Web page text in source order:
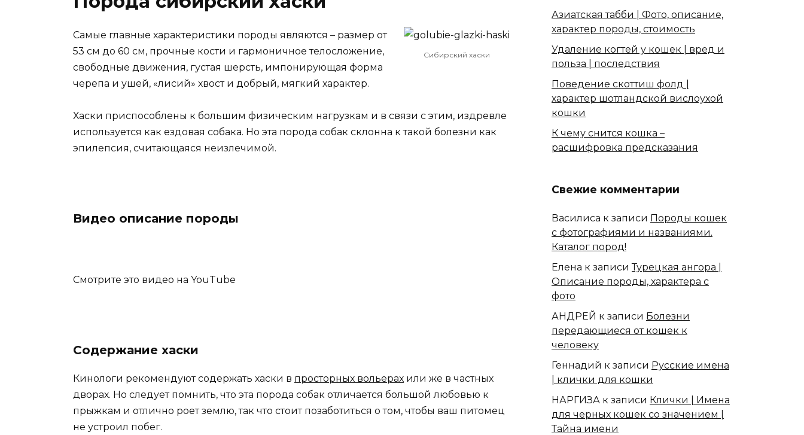
Сибирский хаски
Самые главные характеристики породы являются – размер от
53 см до 60 см, прочные кости и гармоничное телосложение,
свободные движения, густая шерсть, импонирующая форма
черепа и ушей, «лисий» хвост и добрый, мягкий характер.
Хаски приспособлены к большим физическим нагрузкам и в связи с этим, издревле
используется как ездовая собака. Но эта порода собак склонна к такой болезни как
эпилепсия, считающаяся неизлечимой.
Видео описание породы
Смотрите это видео на YouTube
Содержание хаски
Кинологи рекомендуют содержать хаски в просторных вольерах или же в частных
дворах. Но следует помнить, что эта порода собак отличается большой любовью к
прыжкам и отлично роет землю, так что стоит позаботиться о том, чтобы ваш питомец
не устроил побег.
Азиатская табби | Фото, описание,
характер породы, стоимость
Удаление когтей у кошек | вред и
польза | последствия
Поведение скоттиш фолд |
характер шотландской вислоухой
кошки
К чему снится кошка –
расшифровка предсказания
Свежие комментарии
Василиса к записи Породы кошек
с фотографиями и названиями.
Каталог пород!
Елена к записиТурецкая ангора |
Описание породы, характера с
фото
АНДРЕЙ к записи Болезни
передающиеся от кошек к
человеку
Геннадий к записи Русские имена
| клички для кошки
НАРГИЗА к записи Клички | Имена
для черных кошек со значением |
Тайна имени